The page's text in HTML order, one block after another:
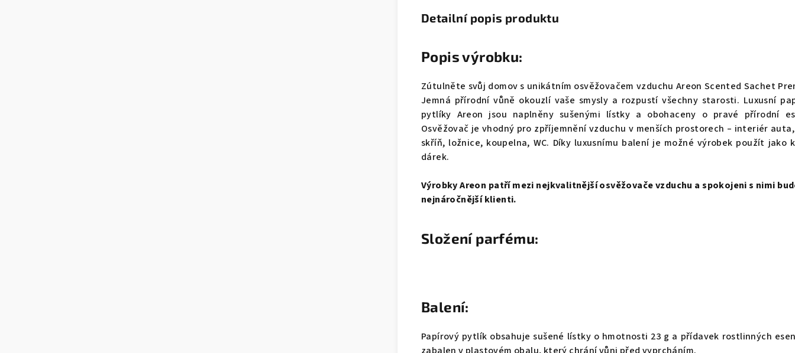
Detailní popis produktu
Popis výrobku:
Zútulněte svůj domov s unikátním osvěžovačem vzduchu Areon Scented Sachet
Jemná přírodní vůně okouzlí vaše smysly a rozpustí všechny starosti. Luxusní
pytlíky Areon jsou naplněny sušenými lístky a obohaceny o pravé přírodní
Osvěžovač je vhodný pro zpříjemnění vzduchu v menších prostorech – interiér
skříň, ložnice, koupelna, WC. Díky luxusnímu balení je možné výrobek použít jako
dárek.
Výrobky Areon patří mezi nejkvalitnější osvěžovače vzduchu a spokojeni s nimi
nejnáročnější klienti.
Složení parfému:
Balení:
Papírový pytlík obsahuje sušené lístky o hmotnosti 23 g a přídavek rostlinných